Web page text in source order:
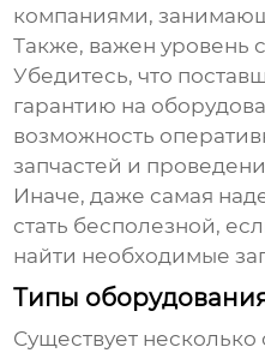
компаниями,
Также, важен уровень
Убедитесь, что
гарантию на
возможность
запчастей и
Иначе, даже самая
стать бесполезной,
найти необходимые
Типы
Существует